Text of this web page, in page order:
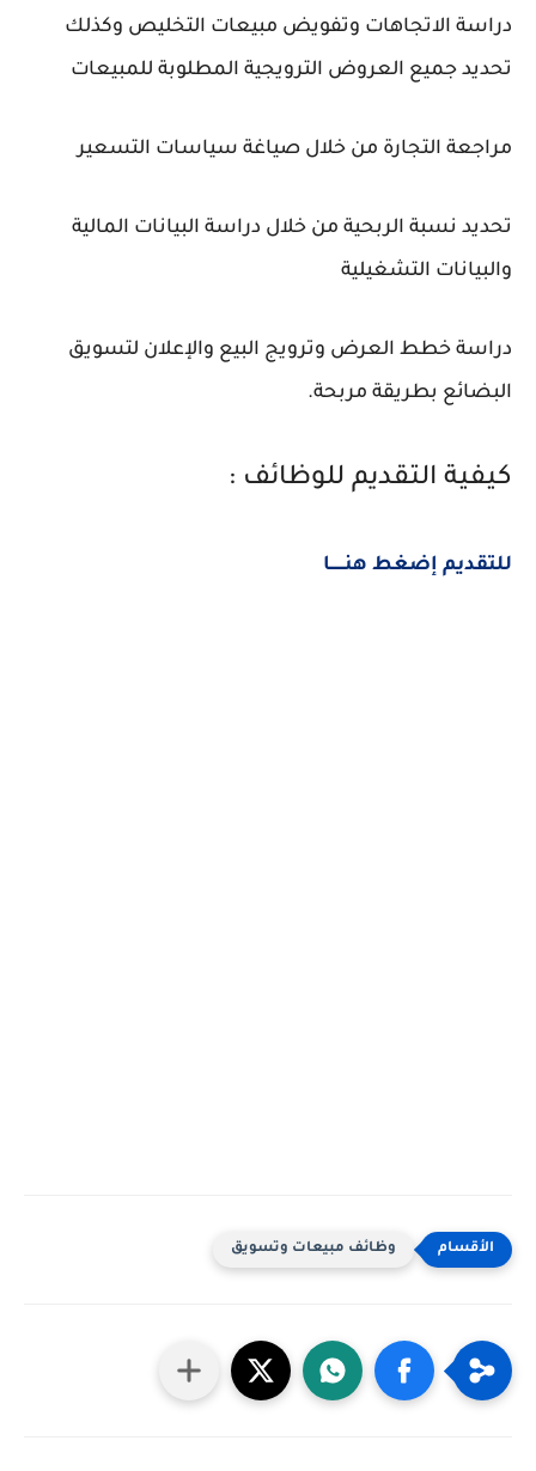
دراسة الاتجاهات وتفويض مبيعات التخليص وكذلك
تحديد جميع العروض الترويجية المطلوبة للمبيعات
مراجعة التجارة من خلال صياغة سياسات التسعير
تحديد نسبة الربحية من خلال دراسة البيانات المالية
والبيانات التشغيلية
دراسة خطط العرض وترويج البيع والإعلان لتسويق
البضائع بطريقة مربحة.
كيفية التقديم للوظائف :
للتقديم إضغط هنــــــا
وظائف مبيعات وتسويق